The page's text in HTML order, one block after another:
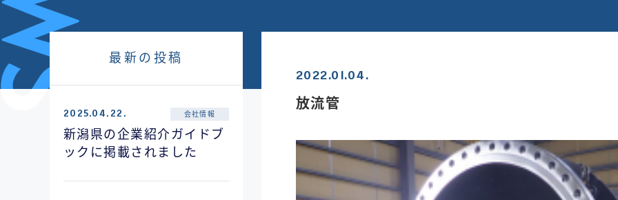
2022.01.04.
放流管
最新の投稿
2025.04.22. 会社情報
新潟県の企業紹介ガイドブ
ックに掲載されました